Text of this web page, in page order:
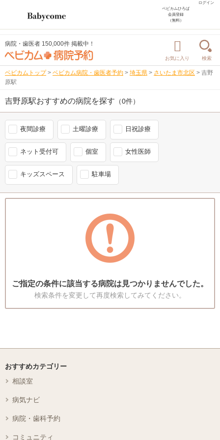
ログイン
ベビカムひろば
会員登録
（無料）
病院・歯医者 150,000件 掲載中！
お気に入り 検索
ベビカムトップ > ベビカム病院・歯医者予約 > 埼玉県 > さいたま市北区 > 吉野
原駅
吉野原駅おすすめの病院を探す （0件）
夜間診療 土曜診療 日祝診療
ネット受付可 個室 女性医師
キッズスペース 駐車場
ご指定の条件に該当する病院は見つかりませんでした。
検索条件を変更して再度検索してみてください。
おすすめカテゴリー
相談室
病気ナビ
病院・歯科予約
コミュニティ